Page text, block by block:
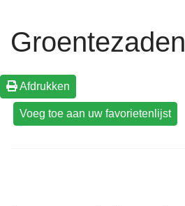
Groentezaden
Afdrukken